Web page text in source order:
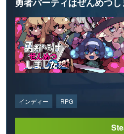
インディー RPG